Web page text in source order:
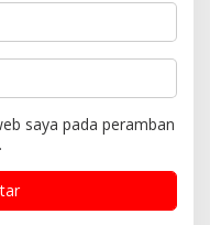
saya pada peramban